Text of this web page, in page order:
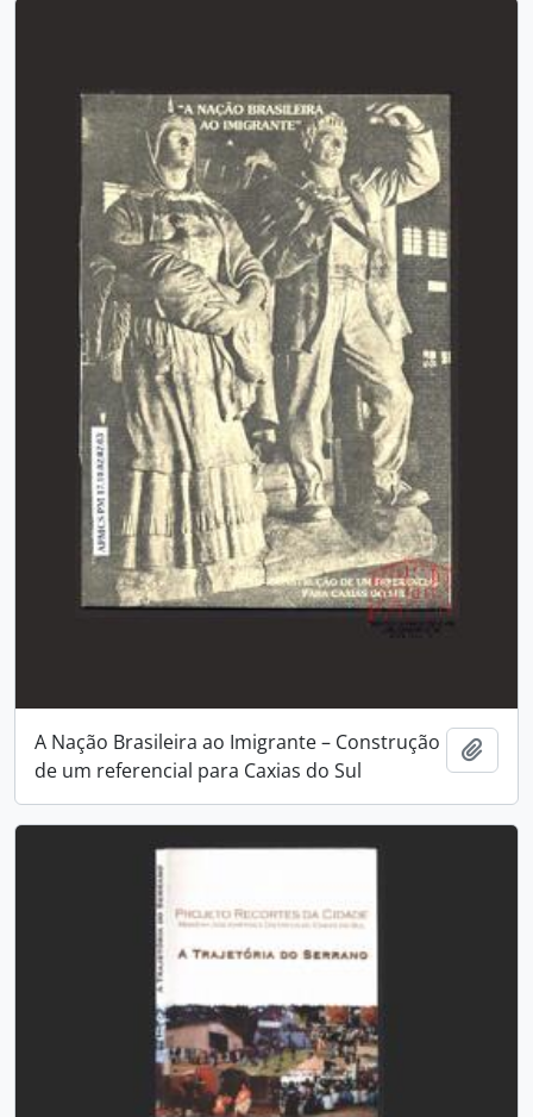
A Nação Brasileira ao Imigrante – Construção
de um referencial para Caxias do Sul